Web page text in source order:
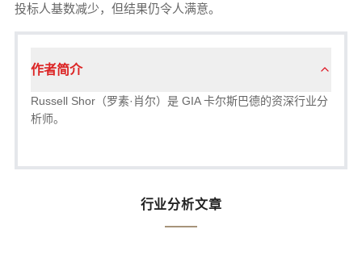
投标人基数减少，但结果仍令人满意。
作者简介
Russell Shor（罗素·肖尔）是 GIA 卡尔斯巴德的资深行业分
析师。
行业分析文章